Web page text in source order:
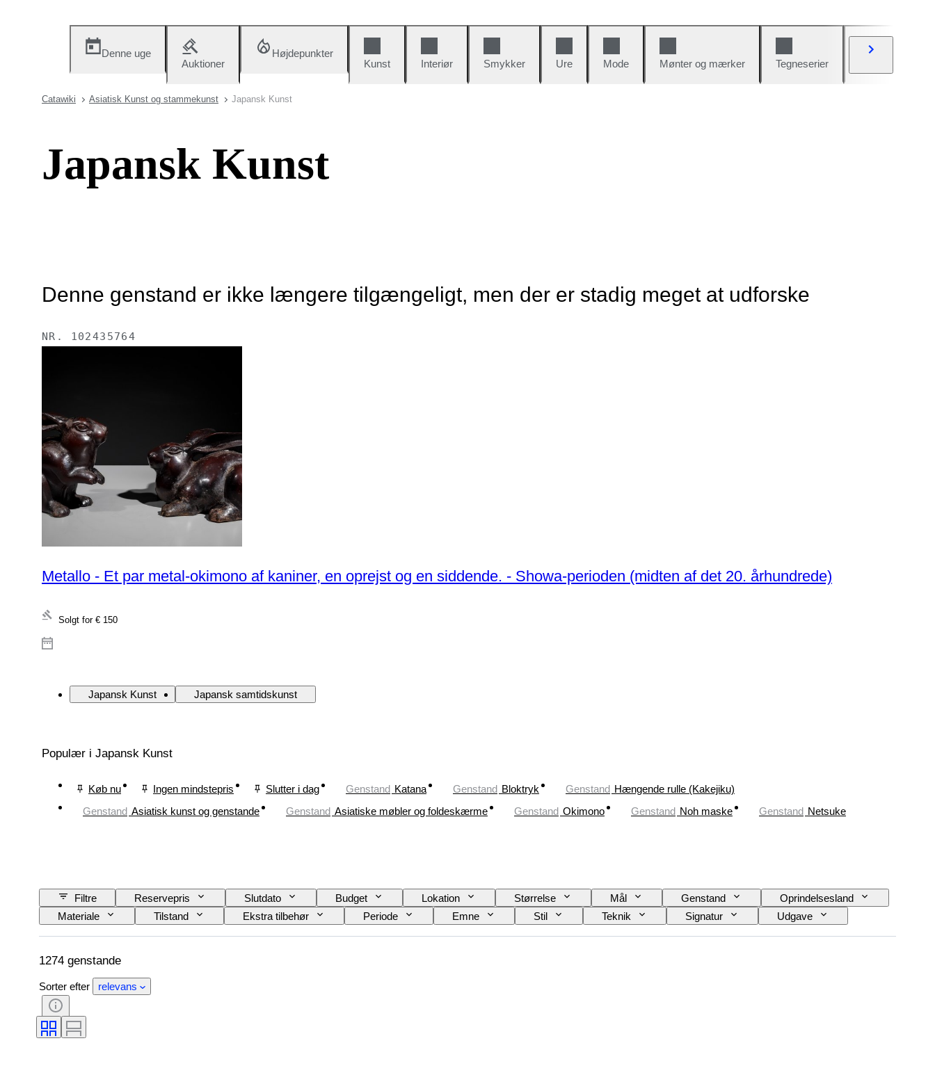
Denne uge
Auktioner
Højdepunkter
Kunst
Interiør Smykker Ure Mode Mønter og mærker Tegneserier
Catawiki Asiatisk Kunst og stammekunst Japansk Kunst
Japansk Kunst
Denne genstand er ikke længere tilgængeligt, men der er stadig meget at udforske
NR. 102435764
Metallo - Et par metal-okimono af kaniner, en oprejst og en siddende. - Showa-perioden (midten af det 20. århundrede)
Solgt for € 150
Japansk Kunst Japansk samtidskunst
Populær i Japansk Kunst
Køb nu Ingen mindstepris Slutter i dag Genstand Katana Genstand Bloktryk Genstand Hængende rulle (Kakejiku)
Genstand Asiatisk kunst og genstande Genstand Asiatiske møbler og foldeskærme Genstand Okimono Genstand Noh maske Genstand Netsuke
Filtre Reservepris Slutdato Budget Lokation Størrelse Mål Genstand
Oprindelsesland
Materiale
Tilstand Ekstra tilbehør Periode Emne Stil Teknik Signatur
Udgave
Sprog
Farve Æra Solgt af Kunstner Dekor Tilskrivning Original/ kopi
Skaber
1274 genstande
Sorter efter relevans